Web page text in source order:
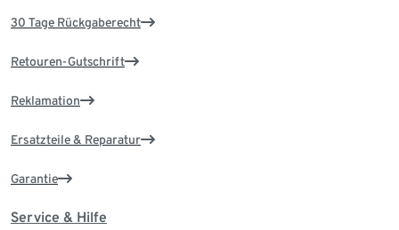
30 Tage Rückgaberecht
Retouren-Gutschrift
Reklamation
Ersatzteile & Reparatur
Garantie
Service & Hilfe